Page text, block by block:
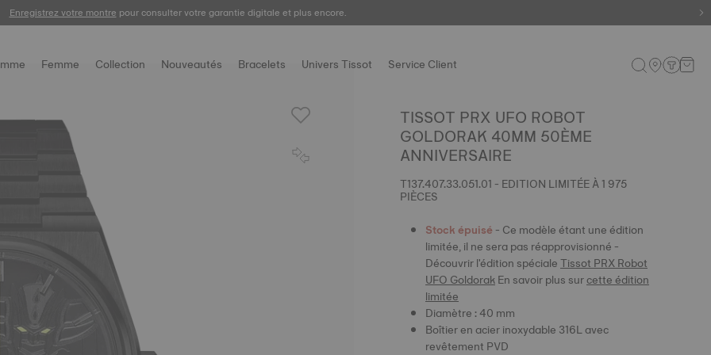
Livraison gratuite et retour offert sous 30 jours.
Enregistrez votre montre pour consulter votre garantie digitale et plus encore.
Femme Collection Nouveautés Bracelets Univers Tissot Service Client
TISSOT PRX UFO ROBOT
GOLDORAK 40MM 50ÈME
ANNIVERSAIRE
T137.407.33.051.01 - EDITION LIMITÉE À 1 975
PIÈCES
Stock épuisé - Ce modèle étant une édition
limitée, il ne sera pas réapprovisionné -
Découvrir l'édition spécialeTissot PRX Robot
UFO GoldorakEn savoir plus surcette édition
limitée
Diamètre : 40 mm
Boîtier en acier inoxydable 316L avec
revêtement PVD